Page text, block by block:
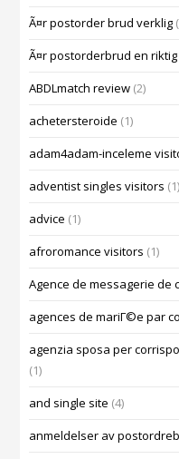
Ã¤r postorder brud verklig
Ã¤r postorderbrud en
ABDLmatch review (2)
achetersteroide (1)
adam4adam-inceleme
adventist singles visitors (1)
advice (1)
afroromance visitors (1)
Agence de messagerie de
agences de mariГ©e par
agenzia sposa per
(1)
and single site (4)
anmeldelser av